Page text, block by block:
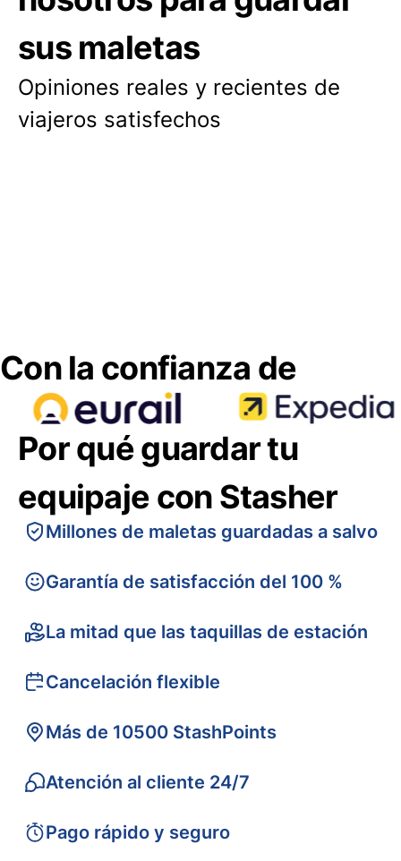
sus maletas
Opiniones reales y recientes de
viajeros satisfechos
Con la confianza de
Por qué guardar tu
equipaje con Stasher
Millones de maletas guardadas a salvo
Garantía de satisfacción del 100 %
La mitad que las taquillas de estación
Cancelación flexible
Más de 10500 StashPoints
Atención al cliente 24/7
Pago rápido y seguro